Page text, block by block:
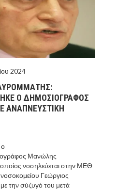
2024
Ο ΔΗΜΟΣΙΟΓΡΑΦΟΣ
ΑΝΑΠΝΕΥΣΤΙΚΗ
Μανώλης
νοσηλεύεται στην ΜΕΘ
Γεώργιος
την σύζυγό του μετά